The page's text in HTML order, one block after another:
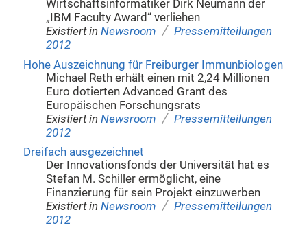
Wirtschaftsinformatiker Dirk Neumann der
„IBM Faculty Award“ verliehen
Existiert in Newsroom / Pressemitteilungen
2012
Hohe Auszeichnung für Freiburger Immunbiologen
Michael Reth erhält einen mit 2,24 Millionen
Euro dotierten Advanced Grant des
Europäischen Forschungsrats
Existiert in Newsroom / Pressemitteilungen
2012
Dreifach ausgezeichnet
Der Innovationsfonds der Universität hat es
Stefan M. Schiller ermöglicht, eine
Finanzierung für sein Projekt einzuwerben
Existiert in Newsroom / Pressemitteilungen
2012